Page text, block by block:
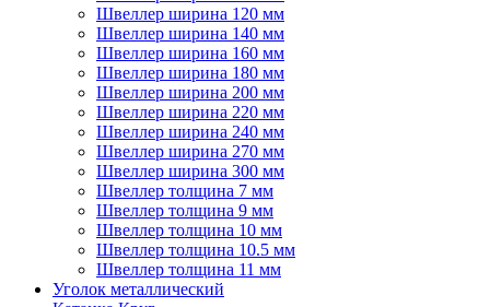
Швеллер ширина 120 мм
Швеллер ширина 140 мм
Швеллер ширина 160 мм
Швеллер ширина 180 мм
Швеллер ширина 200 мм
Швеллер ширина 220 мм
Швеллер ширина 240 мм
Швеллер ширина 270 мм
Швеллер ширина 300 мм
Швеллер толщина 7 мм
Швеллер толщина 9 мм
Швеллер толщина 10 мм
Швеллер толщина 10.5 мм
Швеллер толщина 11 мм
Уголок металлический